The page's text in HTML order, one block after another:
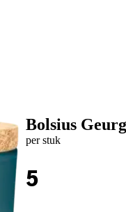
Bolsius
per stuk
5